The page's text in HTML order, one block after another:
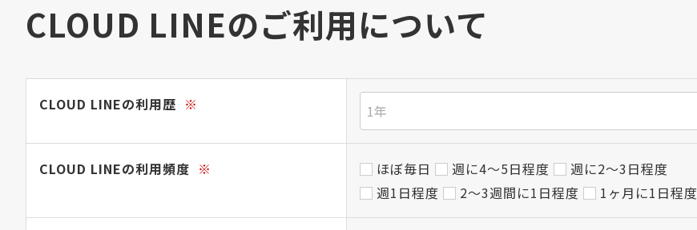
CLOUD LINEのご利用について
CLOUD LINEの利用歴 ※
CLOUD LINEの利用頻度 ※ ほぼ毎日 週に4〜5日程度
週に2〜3日程度
週1日程度
2〜3週間に1日程度 1ヶ月に1日程度